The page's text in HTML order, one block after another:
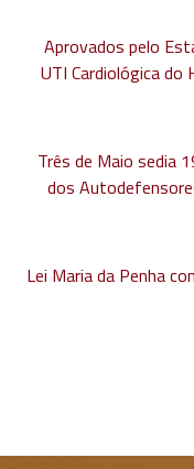
Aprovados pelo
UTI Cardiológica do
Três de Maio sedia
dos
Lei Maria da Penha